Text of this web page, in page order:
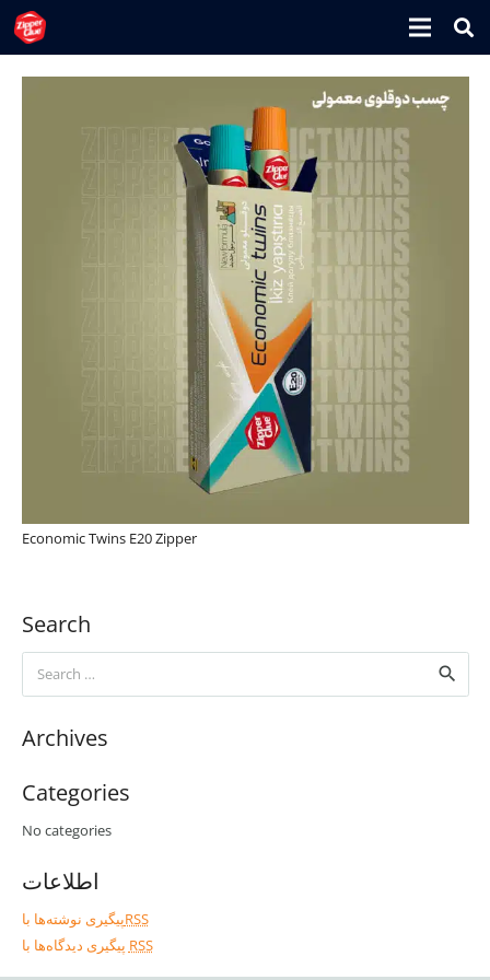
Economic Twins E20 Zipper
Search
Archives
Categories
No categories
اطلاعات
پیگیری نوشته‌ها باRSS
RSS